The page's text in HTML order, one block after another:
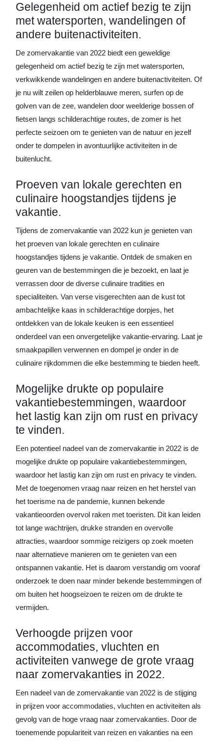
Gelegenheid om actief bezig te zijn
met watersporten, wandelingen of
andere buitenactiviteiten.
De zomervakantie van 2022 biedt een geweldige
gelegenheid om actief bezig te zijn met watersporten,
verkwikkende wandelingen en andere buitenactiviteiten. Of
je nu wilt zeilen op helderblauwe meren, surfen op de
golven van de zee, wandelen door weelderige bossen of
fietsen langs schilderachtige routes, de zomer is het
perfecte seizoen om te genieten van de natuur en jezelf
onder te dompelen in avontuurlijke activiteiten in de
buitenlucht.
Proeven van lokale gerechten en
culinaire hoogstandjes tijdens je
vakantie.
Tijdens de zomervakantie van 2022 kun je genieten van
het proeven van lokale gerechten en culinaire
hoogstandjes tijdens je vakantie. Ontdek de smaken en
geuren van de bestemmingen die je bezoekt, en laat je
verrassen door de diverse culinaire tradities en
specialiteiten. Van verse visgerechten aan de kust tot
ambachtelijke kaas in schilderachtige dorpjes, het
ontdekken van de lokale keuken is een essentieel
onderdeel van een onvergetelijke vakantie-ervaring. Laat je
smaakpapillen verwennen en dompel je onder in de
culinaire rijkdommen die elke bestemming te bieden heeft.
Mogelijke drukte op populaire
vakantiebestemmingen, waardoor
het lastig kan zijn om rust en privacy
te vinden.
Een potentieel nadeel van de zomervakantie in 2022 is de
mogelijke drukte op populaire vakantiebestemmingen,
waardoor het lastig kan zijn om rust en privacy te vinden.
Met de toegenomen vraag naar reizen en het herstel van
het toerisme na de pandemie, kunnen bekende
vakantieoorden overvol raken met toeristen. Dit kan leiden
tot lange wachtrijen, drukke stranden en overvolle
attracties, waardoor sommige reizigers op zoek moeten
naar alternatieve manieren om te genieten van een
ontspannen vakantie. Het is daarom verstandig om vooraf
onderzoek te doen naar minder bekende bestemmingen of
om buiten het hoogseizoen te reizen om de drukte te
vermijden.
Verhoogde prijzen voor
accommodaties, vluchten en
activiteiten vanwege de grote vraag
naar zomervakanties in 2022.
Een nadeel van de zomervakantie van 2022 is de stijging
in prijzen voor accommodaties, vluchten en activiteiten als
gevolg van de hoge vraag naar zomervakanties. Door de
toenemende populariteit van reizen en vakanties na een